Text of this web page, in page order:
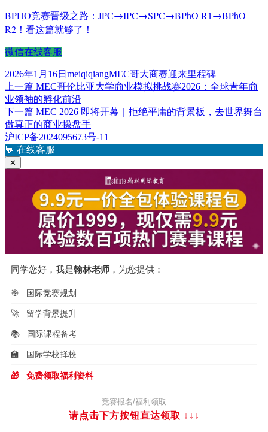
BPHO竞赛晋级之路：JPC→IPC→SPC→BPhO R1→BPhO
R2！看这篇就够了！
微信在线客服
发
布
于
2026年1月16日 作
者
meiqiqiang标
签
MEC哥大商赛迎来里程碑
文
章
导
航
上一篇 上
篇
文
章：
MEC哥伦比亚大学商业模拟挑战赛2026：全球青年商
业领袖的孵化前沿
下一篇 下
篇
文
章：
MEC 2026 即将开幕｜拒绝平庸的背景板，去世界舞台
做真正的商业操盘手
沪ICP备2024095673号-11
💬 在线客服
✕
同学您好，我是翰林老师 ，为您提供：
🎯 国际竞赛规划
🚀 留学背景提升
📚 国际课程备考
🏫 国际学校择校
🎁 免费领取福利资料
竞赛报名/福利领取
请点击下方按钮直达领取 ↓↓↓